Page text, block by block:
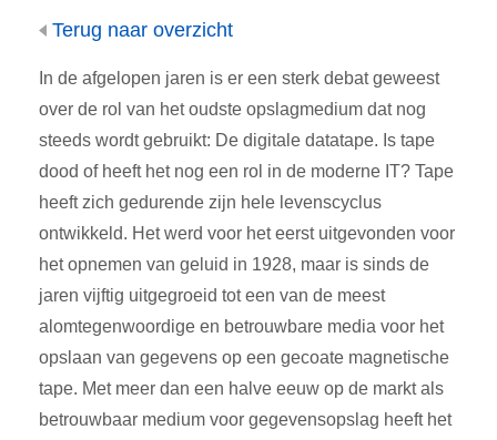
Terug naar overzicht
In de afgelopen jaren is er een sterk debat geweest
over de rol van het oudste opslagmedium dat nog
steeds wordt gebruikt: De digitale datatape. Is tape
dood of heeft het nog een rol in de moderne IT? Tape
heeft zich gedurende zijn hele levenscyclus
ontwikkeld. Het werd voor het eerst uitgevonden voor
het opnemen van geluid in 1928, maar is sinds de
jaren vijftig uitgegroeid tot een van de meest
alomtegenwoordige en betrouwbare media voor het
opslaan van gegevens op een gecoate magnetische
tape. Met meer dan een halve eeuw op de markt als
betrouwbaar medium voor gegevensopslag heeft het